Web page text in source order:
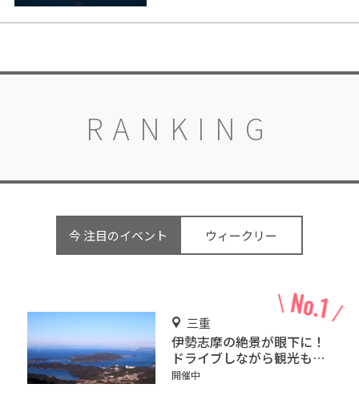
RANKING
今 注目のイベント ウィークリー
三重
伊勢志摩の絶景が眼下に！
ドライブしながら観光もで
きる「伊勢志摩スカイライ
開催中